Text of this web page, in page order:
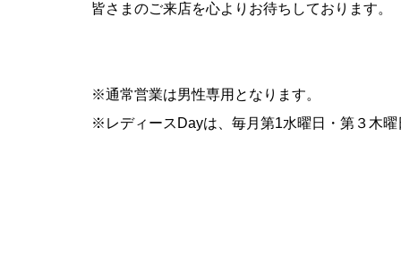
皆さまのご来店を心よりお待ちしております。
※通常営業は男性専用となります。
※レディースDayは、毎月第1水曜日・第３木曜